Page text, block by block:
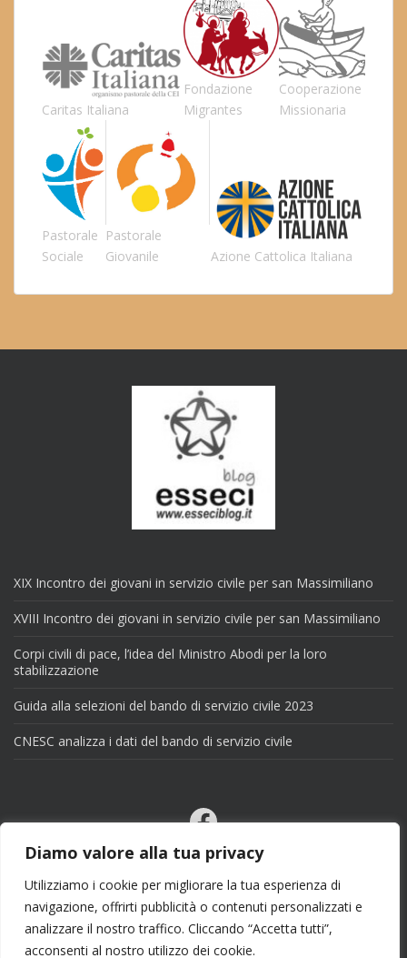
Diamo valore alla tua privacy
Utilizziamo i cookie per migliorare la tua esperienza di
navigazione, offrirti pubblicità o contenuti personalizzati e
analizzare il nostro traffico. Cliccando “Accetta tutti”,
acconsenti al nostro utilizzo dei cookie.
Caritas Italiana
Fondazione
Migrantes
Cooperazione
Missionaria
Pastorale
Sociale
Pastorale
Giovanile
Azione Cattolica Italiana
XIX Incontro dei giovani in servizio civile per san Massimiliano
XVIII Incontro dei giovani in servizio civile per san Massimiliano
Corpi civili di pace, l’idea del Ministro Abodi per la loro
stabilizzazione
Guida alla selezioni del bando di servizio civile 2023
CNESC analizza i dati del bando di servizio civile
Facebook
Email
X